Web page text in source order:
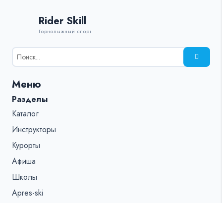
Rider Skill
Горнолыжный спорт
Результаты
поиска
%s:
Меню
Разделы
Каталог
Инструкторы
Курорты
Афиша
Школы
Apres-ski